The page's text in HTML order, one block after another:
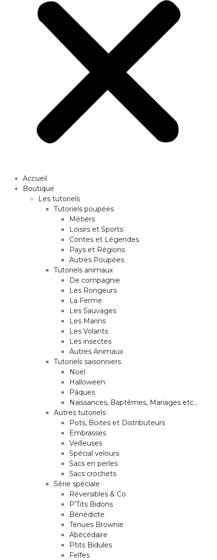
Accueil
Boutique
Les tutoriels
Tutoriels poupées
Métiers
Loisirs et Sports
Contes et Légendes
Pays et Régions
Autres Poupées
Tutoriels animaux
De compagnie
Les Rongeurs
La Ferme
Les Sauvages
Les Marins
Les Volants
Les insectes
Autres Animaux
Tutoriels saisonniers
Noël
Halloween
Pâques
Naissances, Baptêmes, Mariages etc…
Autres tutoriels
Pots, Boites et Distributeurs
Embrasses
Veilleuses
Spécial velours
Sacs en perles
Sacs crochets
Série spéciale
Réversibles & Co
P’Tits Bidons
Bénédicte
Tenues Brownie
Abécédaire
Ptits Bidules
Felfes